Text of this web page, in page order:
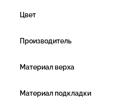
Цвет
Производитель
Материал верха
Материал подкладки